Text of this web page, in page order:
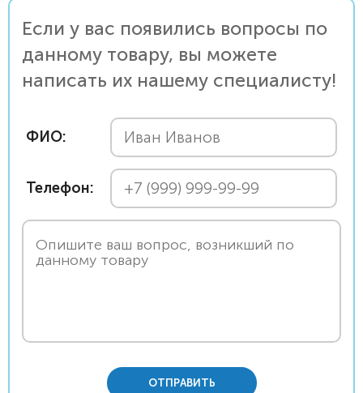
Если у вас появились вопросы по
данному товару, вы можете
написать их нашему специалисту!
ФИО:
Телефон:
ОТПРАВИТЬ